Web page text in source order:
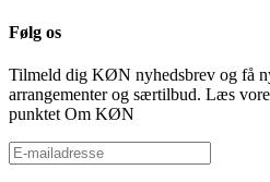
Følg os
Tilmeld dig KØN nyhedsbrev og få
arrangementer og særtilbud. Læs
punktet Om KØN